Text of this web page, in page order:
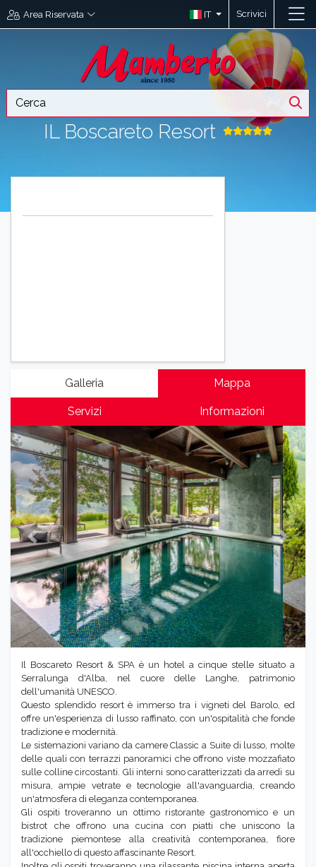
Area Riservata IT Scrivici
IL Boscareto Resort
Galleria Mappa
Servizi Informazioni
Previous Next
Il Boscareto Resort & SPA è un hotel a cinque stelle situato a
Serralunga d'Alba, nel cuore delle Langhe, patrimonio
dell'umanità UNESCO.
Questo splendido resort è immerso tra i vigneti del Barolo, ed
offre un'esperienza di lusso raffinato, con un'ospitalità che fonde
tradizione e modernità.​
Le sistemazioni variano da camere Classic a Suite di lusso, molte
delle quali con terrazzi panoramici che offrono viste mozzafiato
sulle colline circostanti. Gli interni sono caratterizzati da arredi su
misura, ampie vetrate e tecnologie all'avanguardia, creando
un'atmosfera di eleganza contemporanea.
Gli ospiti troveranno un ottimo ristorante gastronomico e un
bistrot che offrono una cucina con piatti che uniscono la
tradizione piemontese alla creatività contemporanea, fiore
all'occhiello di questo affascinante Resort.